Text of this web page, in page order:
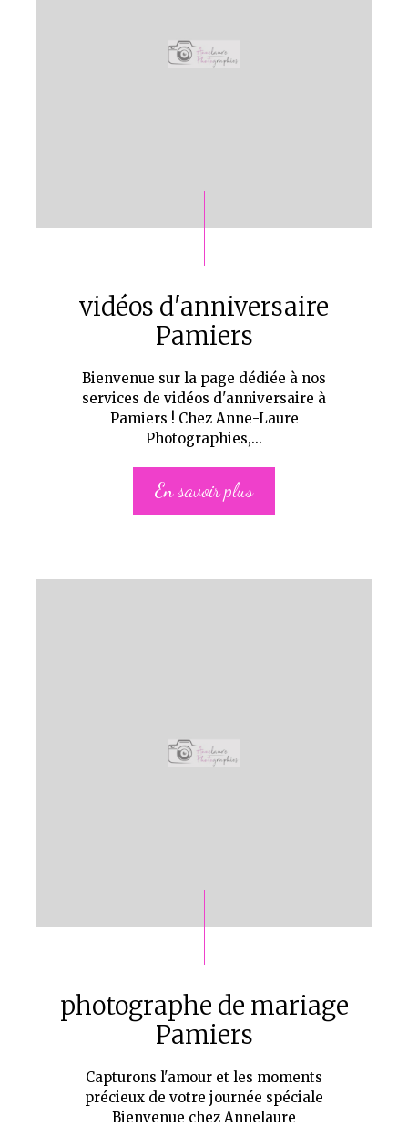
vidéos d'anniversaire
Pamiers
Bienvenue sur la page dédiée à nos
services de vidéos d'anniversaire à
Pamiers ! Chez Anne-Laure
Photographies,...
En savoir plus
photographe de mariage
Pamiers
Capturons l'amour et les moments
précieux de votre journée spéciale
Bienvenue chez Annelaure